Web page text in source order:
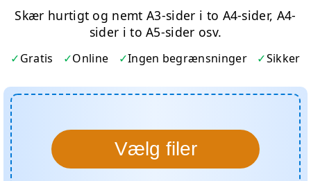
Skær hurtigt og nemt A3-sider i to A4-sider, A4-
sider i to A5-sider osv.
Gratis Online Ingen begrænsninger Sikker
Vælg filer